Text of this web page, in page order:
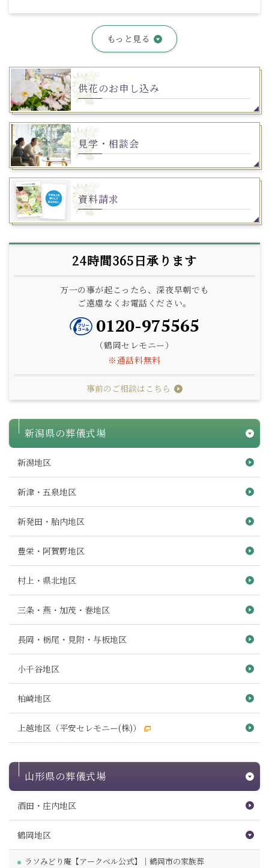
もっと見る
24時間365日承ります
万一の事が起こったら、深夜早朝でも
ご遠慮なくお電話ください。
0120-975565
（鶴岡セレモニー）
※通話料無料
事前のご相談はこちら
新潟県の葬儀式場
新潟地区
新津・五泉地区
新発田・胎内地区
豊栄・阿賀野地区
村上・県北地区
三条・燕・加茂・巻地区
長岡・栃尾・見附・与板地区
小千谷地区
柏崎地区
上越地区（平安セレモニー(株)）
山形県の葬儀式場
酒田・庄内地区
鶴岡地区
ラソみどり庵【アークベル公式】｜鶴岡市の家族葬
供花のお申し込み
見学・相談会
資料請求